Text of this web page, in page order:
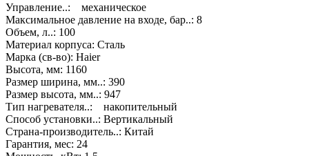
Управление..: механическое
Максимальное давление на входе, бар..: 8
Объем, л..: 100
Материал корпуса: Сталь
Марка (св-во): Haier
Высота, мм: 1160
Размер ширина, мм..: 390
Размер высота, мм..: 947
Тип нагревателя..: накопительный
Способ установки..: Вертикальный
Страна-производитель..: Китай
Гарантия, мес: 24